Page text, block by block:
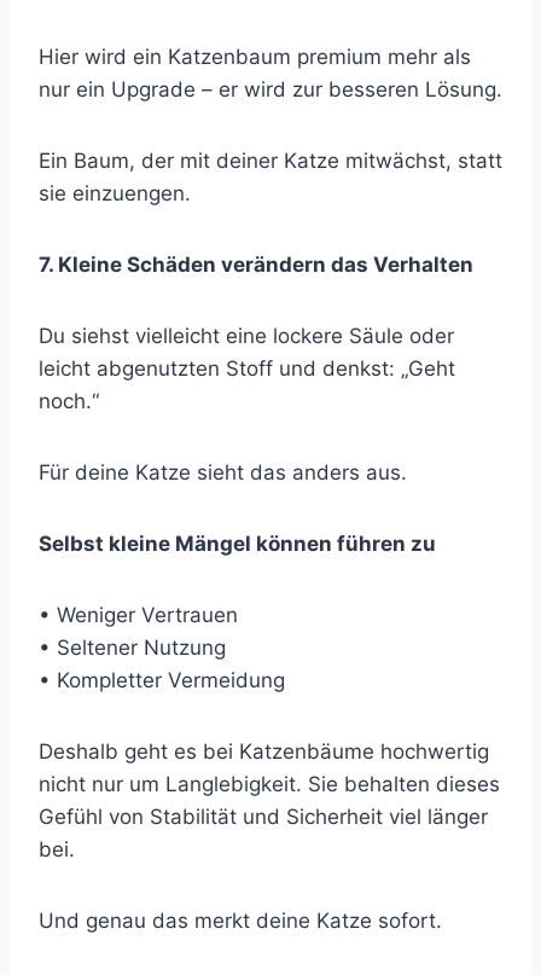
Hier wird ein Katzenbaum premium mehr als
nur ein Upgrade – er wird zur besseren Lösung.
Ein Baum, der mit deiner Katze mitwächst, statt
sie einzuengen.
7. Kleine Schäden verändern das Verhalten
Du siehst vielleicht eine lockere Säule oder
leicht abgenutzten Stoff und denkst: „Geht
noch.“
Für deine Katze sieht das anders aus.
Selbst kleine Mängel können führen zu
• Weniger Vertrauen
• Seltener Nutzung
• Kompletter Vermeidung
Deshalb geht es bei Katzenbäume hochwertig
nicht nur um Langlebigkeit. Sie behalten dieses
Gefühl von Stabilität und Sicherheit viel länger
bei.
Und genau das merkt deine Katze sofort.